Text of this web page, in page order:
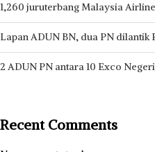
1,260 juruterbang Malaysia
Lapan ADUN BN, dua PN dilantik
2 ADUN PN antara 10 Exco
Recent Comments